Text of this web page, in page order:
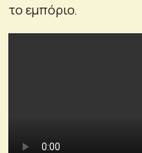
το εμπόριο.